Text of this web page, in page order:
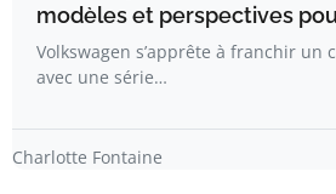
modèles et perspectives
Volkswagen s’apprête à franchir un
avec une série…
Charlotte Fontaine